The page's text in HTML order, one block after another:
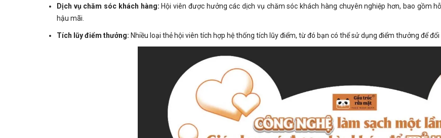
Dịch vụ chăm sóc khách hàng: Hội viên được hưởng các dịch vụ chăm sóc khách hàng chuyên nghiệp hơn, bao gồm
hậu mãi.
Tích lũy điểm thưởng: Nhiều loại thẻ hội viên tích hợp hệ thống tích lũy điểm, từ đó bạn có thể sử dụng điểm thưởng để